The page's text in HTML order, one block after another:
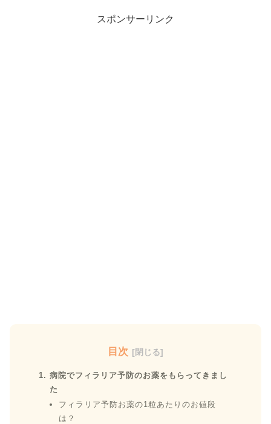
スポンサーリンク
目次
病院でフィラリア予防のお薬をもらってきまし
た
フィラリア予防お薬の1粒あたりのお値段
は？